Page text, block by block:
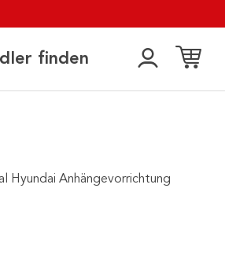
finden
Hyundai Anhängevorrichtung